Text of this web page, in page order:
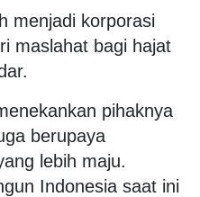
menjadi korporasi
maslahat bagi hajat
pihaknya
berupaya
lebih maju.
Indonesia saat ini